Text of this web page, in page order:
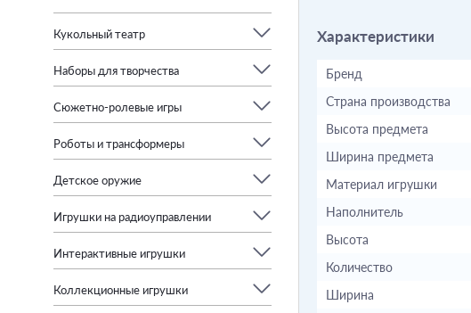
Характеристики
Бренд
Страна производства
Высота предмета
Ширина предмета
Материал игрушки
Наполнитель
Высота
Количество
Ширина
Кукольный театр
Наборы для творчества
Сюжетно-ролевые игры
Роботы и трансформеры
Детское оружие
Игрушки на радиоуправлении
Интерактивные игрушки
Коллекционные игрушки